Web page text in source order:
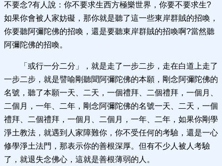
不要念?有人說：你不要求生西方極樂世界，你要不要求生?
如果你會被人家妨礙，那你就是聽了這一些東岸群賊的招喚，
你要聽阿彌陀佛的招喚，還是要聽東岸群賊的招喚啊?當然聽
阿彌陀佛的招喚。
「或行一分二分」，就是走了一步二步，走在白道上走了
一步二步，就是譬喻剛聽聞阿彌陀佛的本願，剛念阿彌陀佛的
名號，聽了本願一天、二天，一個禮拜、二個禮拜，一個月、
二個月，一年、二年，剛念阿彌陀佛的名號一天、二天，一個
禮拜、二個禮拜，一個月、二個月，一年、二年，如果你剛學
淨土教法，就遇到人家障難你，你不受任何的考驗，還是一心
修學淨土法門，那表示你的善根深厚。但有不少人被人考驗
了，就退失念佛心，這就是善根薄弱的人。